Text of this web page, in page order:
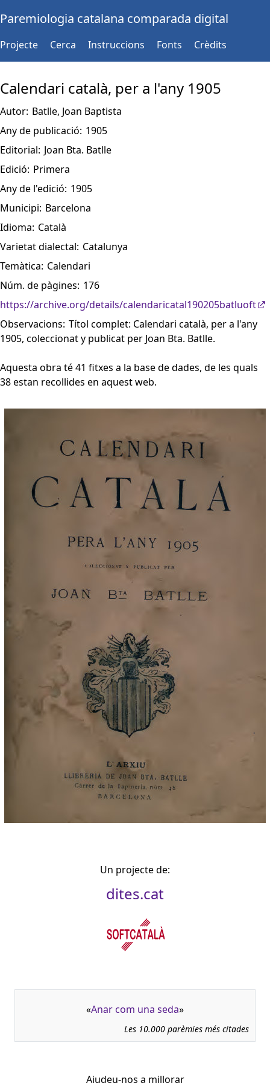
Paremiologia catalana comparada digital
Projecte Cerca Instruccions Fonts Crèdits
Calendari català, per a l'any 1905
Autor: Batlle, Joan Baptista
Any de publicació: 1905
Editorial: Joan Bta. Batlle
Edició: Primera
Any de l'edició: 1905
Municipi: Barcelona
Idioma: Català
Varietat dialectal: Catalunya
Temàtica: Calendari
Núm. de pàgines: 176
https://archive.org/details/calendaricatal190205batluoft
Observacions: Títol complet: Calendari català, per a l'any
1905, coleccionat y publicat per Joan Bta. Batlle.
Aquesta obra té 41 fitxes a la base de dades, de les quals
38 estan recollides en aquest web.
Un projecte de:
dites.cat
«Anar com una seda»
Les 10.000 parèmies més citades
Ajudeu-nos a millorar